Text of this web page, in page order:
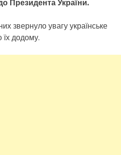
Президента України.
звернуло увагу українське
їх додому.